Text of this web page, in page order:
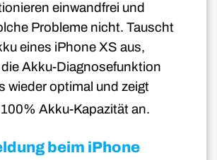
einwandfrei und
Probleme nicht. Tauscht
eines iPhone XS aus,
Akku-Diagnosefunktion
wieder optimal und zeigt
Akku-Kapazität an.
beim iPhone